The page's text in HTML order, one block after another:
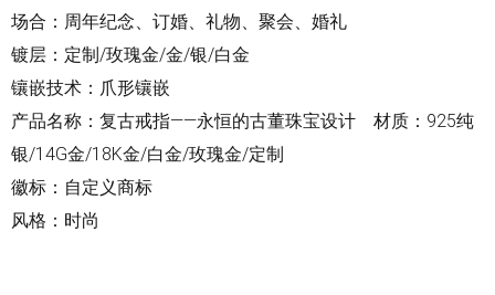
场合：周年纪念、订婚、礼物、聚会、婚礼
镀层：定制/玫瑰金/金/银/白金
镶嵌技术：爪形镶嵌
产品名称：复古戒指——永恒的古董珠宝设计 材质：925纯
银/14G金/18K金/白金/玫瑰金/定制
徽标：自定义商标
风格：时尚